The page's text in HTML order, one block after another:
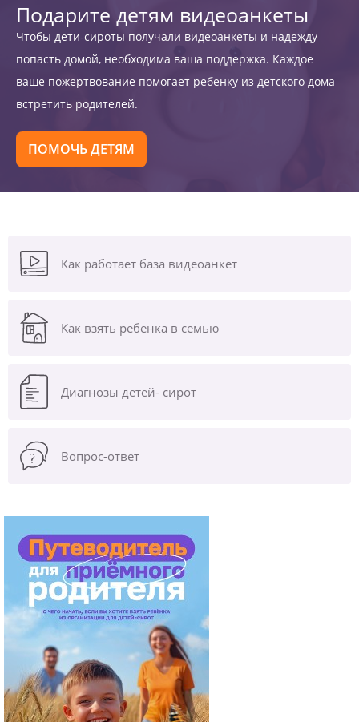
Подарите детям видеоанкеты
Чтобы дети-сироты получали видеоанкеты и надежду
попасть домой, необходима ваша поддержка. Каждое
ваше пожертвование помогает ребенку из детского дома
встретить родителей.
ПОМОЧЬ ДЕТЯМ
Как работает база видеоанкет
Как взять ребенка в семью
Диагнозы детей- сирот
Вопрос-ответ